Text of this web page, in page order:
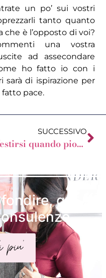
un po’ sui vostri
tanto quanto
che è l’opposto di voi?
una vostra
ad assecondare
ho fatto io con i
sarà di ispirazione per
fatto pace.
SUCCESSIVO
Vestirsi quando piove in estate
qui
piu'